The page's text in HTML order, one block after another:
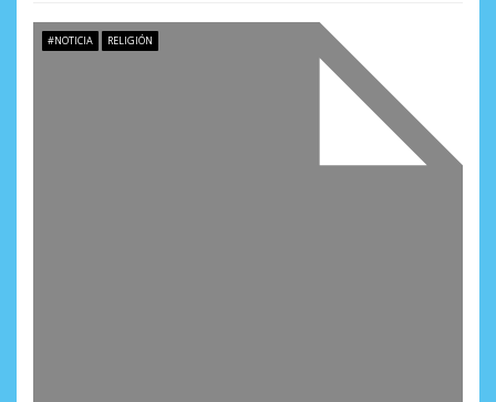
#NOTICIA RELIGIÓN